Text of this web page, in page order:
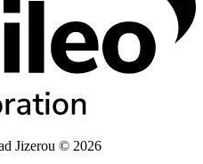
Jizerou © 2026